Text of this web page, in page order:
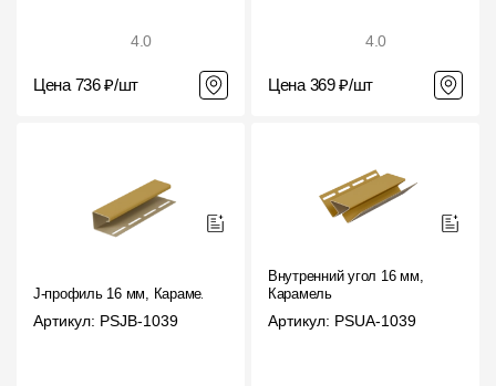
4.0
Цена 736 ₽/шт
4.0
Цена 369 ₽/шт
J-профиль 16 мм, Карамель
Артикул: PSJB-1039
Внутренний угол 16 мм,
Карамель
Артикул: PSUA-1039